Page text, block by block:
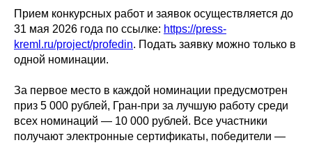
Прием конкурсных работ и заявок осуществляется до
31 мая 2026 года по ссылке: https://press-
kreml.ru/project/profedin. Подать заявку можно только в
одной номинации.
За первое место в каждой номинации предусмотрен
приз 5 000 рублей, Гран-при за лучшую работу среди
всех номинаций — 10 000 рублей. Все участники
получают электронные сертификаты, победители —